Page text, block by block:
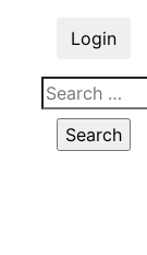
Login